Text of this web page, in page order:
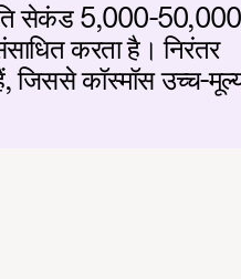
सेकंड 5,000-50,000
करता है। निरंतर
जिससे कॉस्मॉस उच्च-